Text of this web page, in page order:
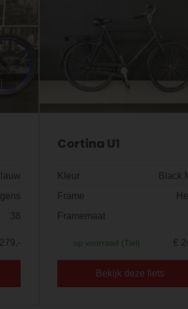
38
Cortina U1
Kleur
Black
Frame
Framemaat
op voorraad (Tiel) €
Bekijk deze fiets